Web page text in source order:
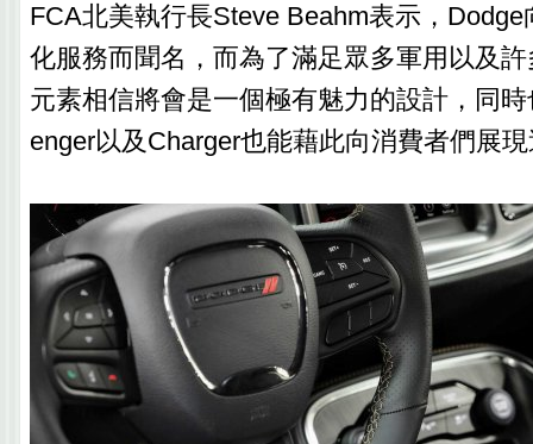
FCA北美執行長Steve Beahm表示，
化服務而聞名，而為了滿足眾多軍用以及
元素相信將會是一個極有魅力的設計，同
enger以及Charger也能藉此向消費者們展